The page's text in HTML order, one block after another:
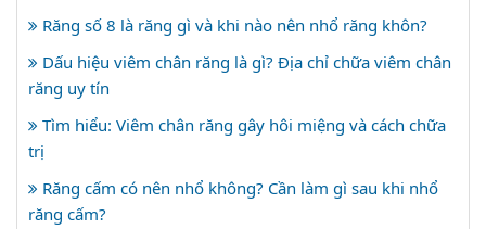
Răng số 8 là răng gì và khi nào nên nhổ răng khôn?
Dấu hiệu viêm chân răng là gì? Địa chỉ chữa viêm chân
răng uy tín
Tìm hiểu: Viêm chân răng gây hôi miệng và cách chữa
trị
Răng cấm có nên nhổ không? Cần làm gì sau khi nhổ
răng cấm?